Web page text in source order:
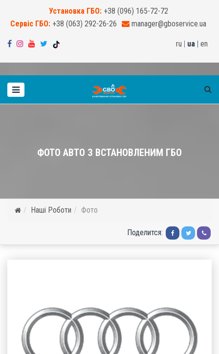
Установка ГБО: +38 (096) 165-72-72
Сервіс ГБО: +38 (063) 292-26-26 manager@gboservice.ua
ru | ua | en
ФОТО АВТО З ВСТАНОВЛЕНИМ ГБО
Наші Роботи Фото
Поделится: